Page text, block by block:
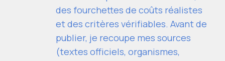
des fourchettes de coûts réalistes
et des critères vérifiables. Avant de
publier, je recoupe mes sources
(textes officiels, organismes,